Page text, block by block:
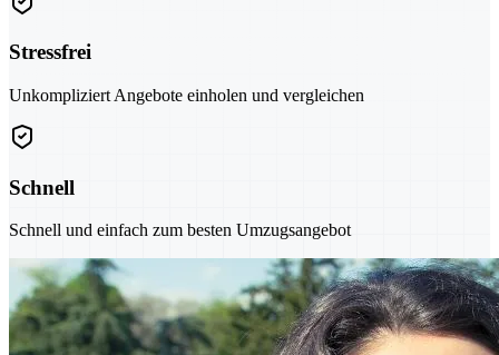
Stressfrei
Unkompliziert Angebote einholen und vergleichen
Schnell
Schnell und einfach zum besten Umzugsangebot